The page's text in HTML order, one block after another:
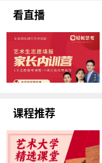
看直播
课程推荐